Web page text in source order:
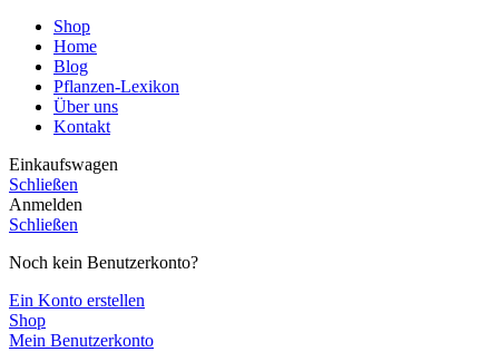
Shop
Home
Blog
Pflanzen-Lexikon
Über uns
Kontakt
Einkaufswagen
Schließen
Anmelden
Schließen
Noch kein Benutzerkonto?
Ein Konto erstellen
Shop
Mein Benutzerkonto